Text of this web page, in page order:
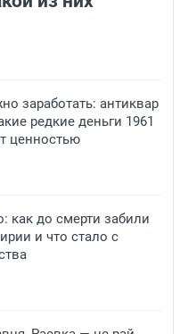
заработать: антиквар
редкие деньги 1961
ценностью
как до смерти забили
и что стало с